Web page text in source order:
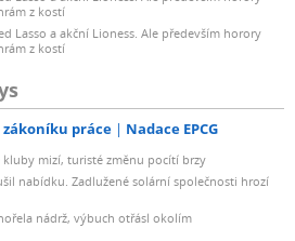
z kostí
Lasso a akční Lioness. Ale především horory
z kostí
zákoníku práce Nadace EPCG
mizí, turisté změnu pocítí brzy
nabídku. Zadlužené solární společnosti hrozí
nádrž, výbuch otřásl okolím